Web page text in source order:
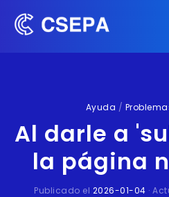
Ayuda /
Al darle a
la página
Publicado el 2026-01-04 ·